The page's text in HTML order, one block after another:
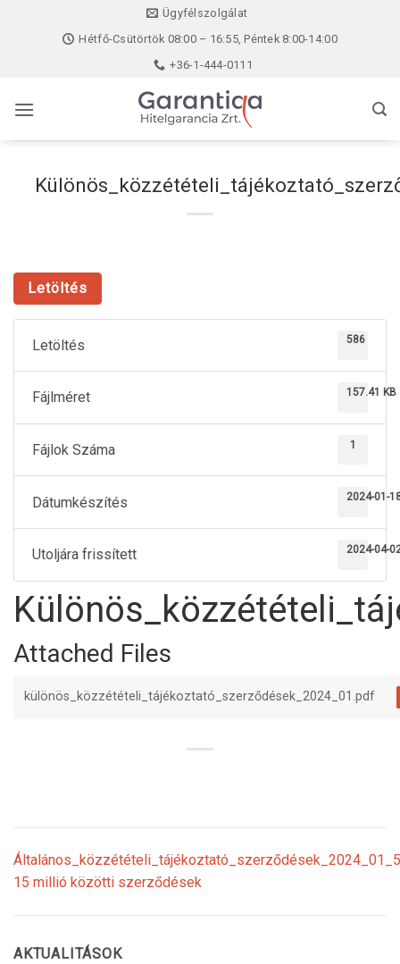
Ügyfélszolgálat
Hétfő-Csütörtök 08:00 – 16:55, Péntek 8:00-14:00
+36-1-444-0111
Letöltés
Letöltés 586
Fájlméret 157.41 KB
Fájlok Száma 1
Dátumkészítés 2024-01-
Utoljára frissített 2024-04-
Attached Files
különös_közzétételi_tájékoztató_szerződések_2024_01.pdf
15 millió közötti szerződések
AKTUALITÁSOK